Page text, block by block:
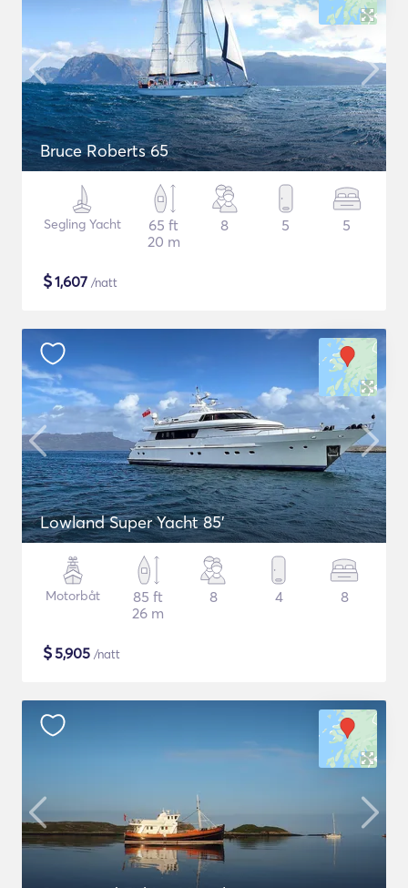
Bruce Roberts 65
Segling Yacht
65 ft
20 m
8 5 5
$1,607 /natt
Lowland Super Yacht 85'
Motorbåt
85 ft
26 m
8 4 8
$5,905 /natt